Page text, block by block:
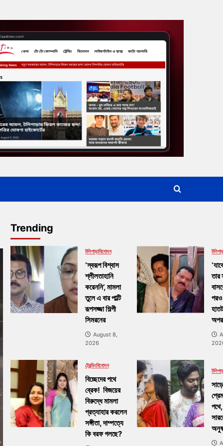
Trending
টলিপাড়াবিনোদন
‘স্বরূপ বিশ্বাস
শ্লীলতাহানি
করেননি’, মামলা
তুলে এ বার পাল্টি
রূপসজ্জা শিল্পী
সিমরনের
August 8,
2026
তার
ট্রেন্ডিংবিনোদন
বিচ্ছেদের পথে
ব্রেক! বিজয়ের
বিরুদ্ধে মামলা
প্রত্যাহার করলেন
সঙ্গীতা, দাম্পত্যে
কি বরফ গলছে?